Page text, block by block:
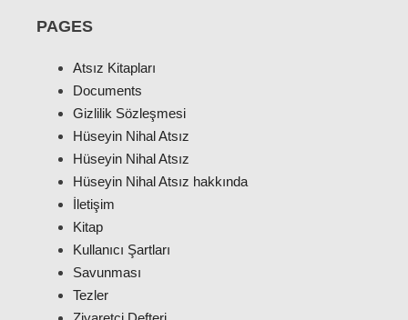
PAGES
Atsız Kitapları
Documents
Gizlilik Sözleşmesi
Hüseyin Nihal Atsız
Hüseyin Nihal Atsız
Hüseyin Nihal Atsız hakkında
İletişim
Kitap
Kullanıcı Şartları
Savunması
Tezler